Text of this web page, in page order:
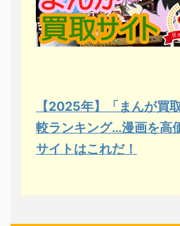
【2025年】「まんが買
較ランキング…漫画を高
サイトはこれだ！